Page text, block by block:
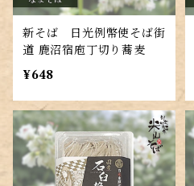
新そば 日光例幣使そば街
道 鹿沼宿庖丁切り蕎麦
¥648